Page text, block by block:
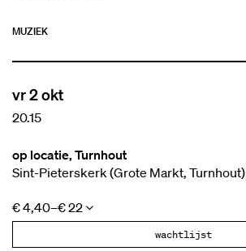
MUZIEK
vr 2 okt
20.15
op locatie, Turnhout
Sint-Pieterskerk (Grote Markt, Turnhout)
€ 4,40–€ 22
wachtlijst